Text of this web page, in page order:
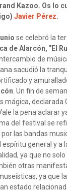
Kazoo. Os lo
Javier Pérez.
se celebró la
de Alarcón, "El
de
sacudió la
y
. Un fin de
mágica, declarada
la pena aclarar
del festival se
las bandas
general y a
ya que no
otras
ya que
estado